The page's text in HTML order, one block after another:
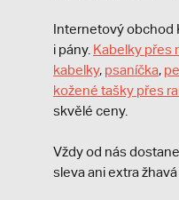
Internetový obchod
i pány. Kabelky přes
kabelky, psaníčka,
kožené tašky přes
skvělé ceny.
Vždy od nás
sleva ani extra žhavá